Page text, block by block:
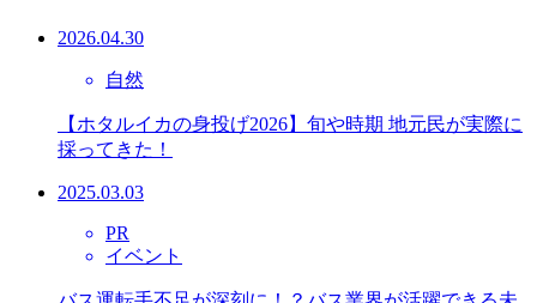
2026.04.30
自然
【ホタルイカの身投げ2026】旬や時期 地元民が実際に
採ってきた！
2025.03.03
PR
イベント